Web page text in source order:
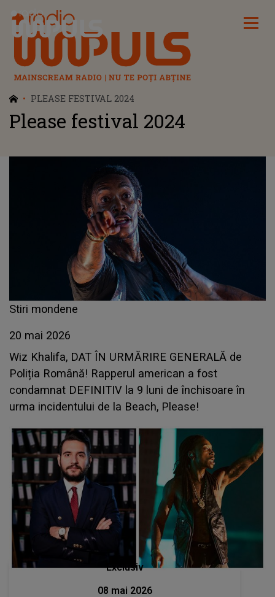
Radio Impuls
PLEASE FESTIVAL 2024
Please festival 2024
Stiri mondene
20 mai 2026
Wiz Khalifa, DAT ÎN URMĂRIRE GENERALĂ de
Poliția Română! Rapperul american a fost
condamnat DEFINITIV la 9 luni de închisoare în
urma incidentului de la Beach, Please!
Exclusiv
08 mai 2026